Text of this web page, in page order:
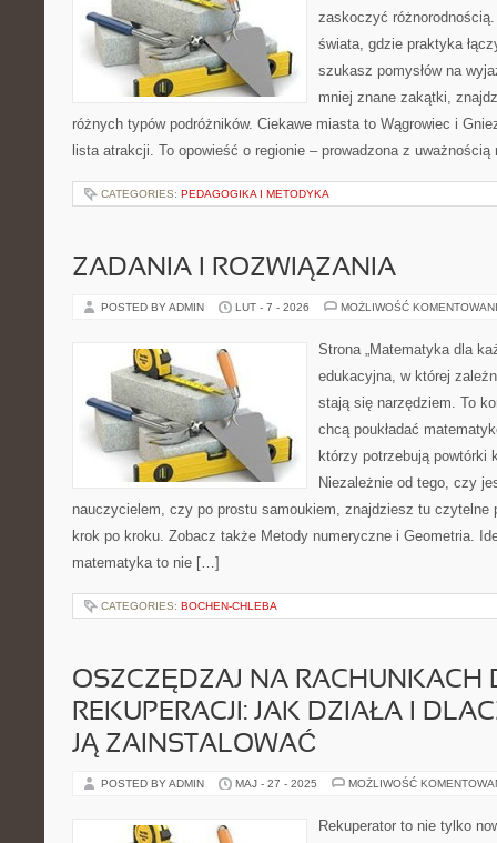
zaskoczyć
świata, gdzie praktyka
szukasz pomysłów na
mniej znane zakątki,
różnych typów podróżników. Ciekawe miasta to Wągrowiec i
lista atrakcji. To opowieść o regionie – prowadzona z
CATEGORIES: PEDAGOGIKA I METODYKA
ZADANIA I ROZWIĄZANIA
POSTED BY ADMIN LUT - 7 - 2026 MOŻLIWOŚĆ
Strona „Matematyka dla
edukacyjna, w której
stają się narzędziem. To
chcą poukładać
którzy potrzebują powtórki
Niezależnie od tego, czy
nauczycielem, czy po prostu samoukiem, znajdziesz tu czytelne
krok po kroku. Zobacz także Metody numeryczne i Geometria.
matematyka to nie […]
CATEGORIES: BOCHEN-CHLEBA
OSZCZĘDZAJ NA RACHUNKACH
REKUPERACJI: JAK DZIAŁA I
JĄ ZAINSTALOWAĆ
POSTED BY ADMIN MAJ - 27 - 2025 MOŻLIWOŚĆ
Rekuperator to nie tylko